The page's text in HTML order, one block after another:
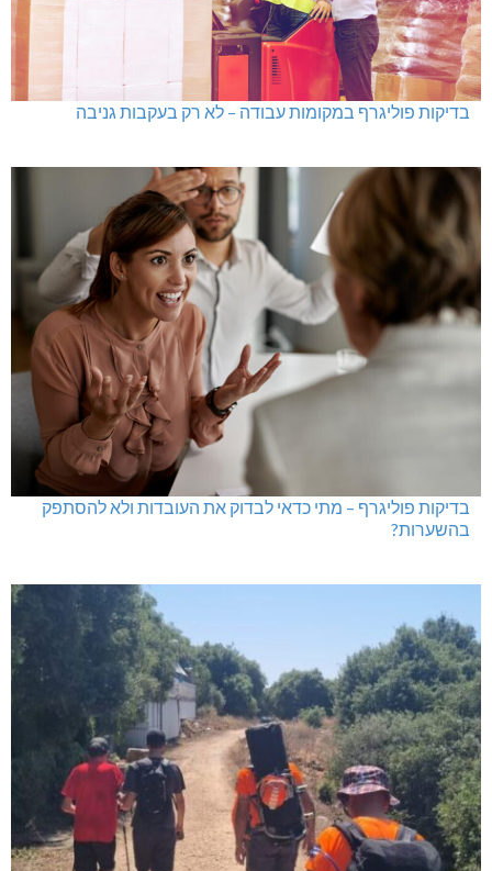
בדיקות פוליגרף במקומות עבודה – לא רק בעקבות גניבה
בדיקות פוליגרף – מתי כדאי לבדוק את העובדות ולא להסתפק
בהשערות?